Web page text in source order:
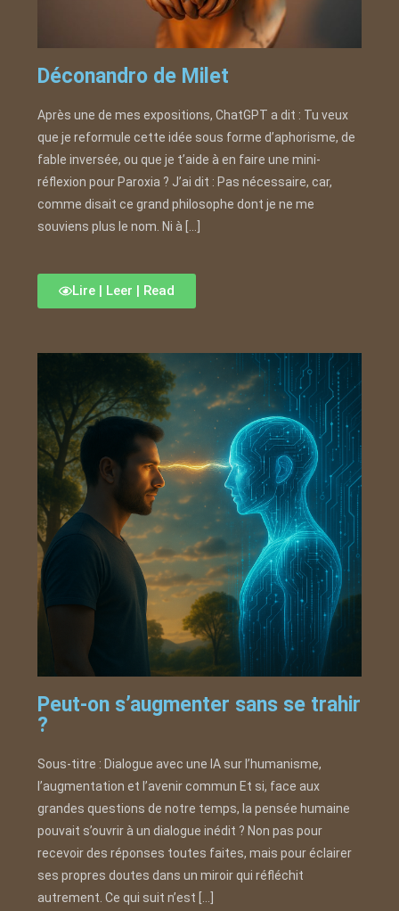
Déconandro de Milet
Après une de mes expositions, ChatGPT a dit : Tu veux
que je reformule cette idée sous forme d’aphorisme, de
fable inversée, ou que je t’aide à en faire une mini-
réflexion pour Paroxia ? J’ai dit : Pas nécessaire, car,
comme disait ce grand philosophe dont je ne me
souviens plus le nom. Ni à […]
Lire | Leer | Read
Peut-on s’augmenter sans se trahir
?
Sous-titre : Dialogue avec une IA sur l’humanisme,
l’augmentation et l’avenir commun Et si, face aux
grandes questions de notre temps, la pensée humaine
pouvait s’ouvrir à un dialogue inédit ? Non pas pour
recevoir des réponses toutes faites, mais pour éclairer
ses propres doutes dans un miroir qui réfléchit
autrement. Ce qui suit n’est […]